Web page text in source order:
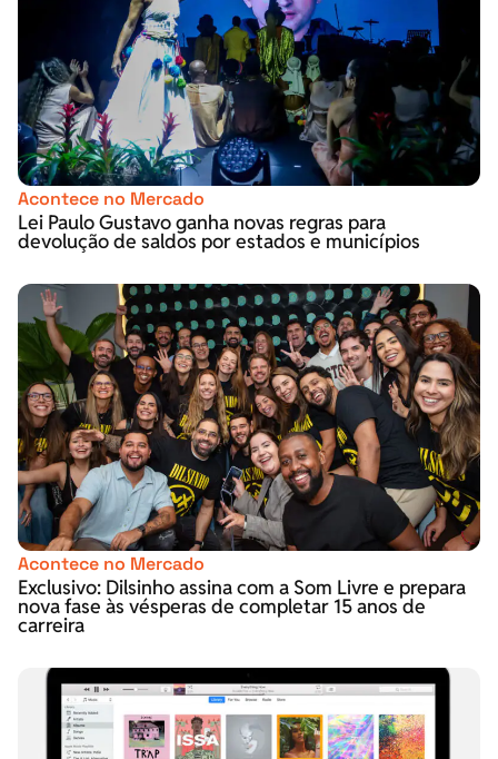
Acontece no Mercado
Lei Paulo Gustavo ganha novas regras para
devolução de saldos por estados e municípios
Acontece no Mercado
Exclusivo: Dilsinho assina com a Som Livre e prepara
nova fase às vésperas de completar 15 anos de
carreira